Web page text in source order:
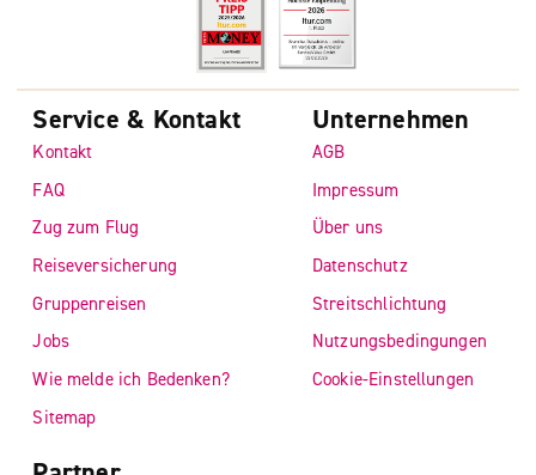
Service & Kontakt
Kontakt
FAQ
Zug zum Flug
Reiseversicherung
Gruppenreisen
Jobs
Wie melde ich Bedenken?
Sitemap
Unternehmen
AGB
Impressum
Über uns
Datenschutz
Streitschlichtung
Nutzungsbedingungen
Cookie-Einstellungen